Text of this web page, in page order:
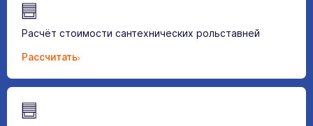
Расчёт стоимости сантехнических рольставней
Рассчитать